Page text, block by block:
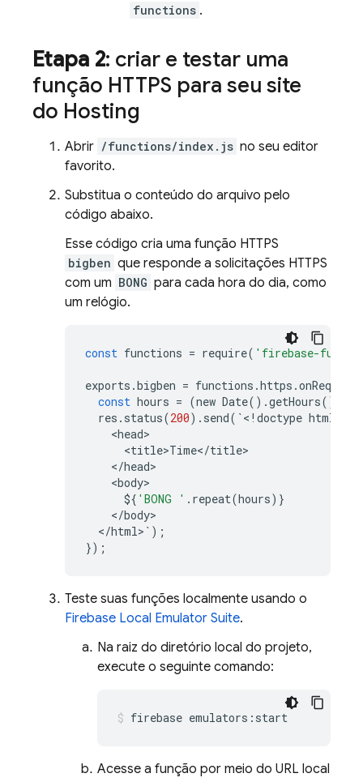
functions .
Etapa 2: criar e testar uma
função HTTPS para seu site
do Hosting
Abrir /functions/index.js no seu editor
favorito.
Substitua o conteúdo do arquivo pelo
código abaixo.
Esse código cria uma função HTTPS
bigben que responde a solicitações HTTPS
com um BONG para cada hora do dia, como
um relógio.
const functions = require( 'firebase-
exports .bigben = functions .https .onRequest
const hours = (new Date() .getHours()
res . status(200) . send( `< ! doctype html
<head
<title>Time</title
</head
<body
${ 'BONG ' . repeat(hours)}
</body
</html> ` );
});
Teste suas funções localmente usando o
Firebase Local Emulator Suite.
Na raiz do diretório local do projeto,
execute o seguinte comando:
firebase emulators:start
Acesse a função por meio do URL local